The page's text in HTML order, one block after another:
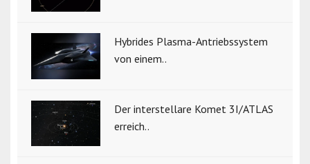
Hybrides Plasma-Antriebssystem
von einem..
Der interstellare Komet 3I/ATLAS
erreich..